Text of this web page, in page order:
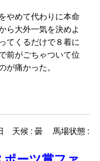
やめて代わりに本命
ら大外一気を決めよ
てくるだけで８着に
前がごちゃついて位
痛かった。
天候 : 曇 馬場状態 :